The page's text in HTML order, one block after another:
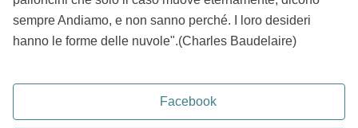
sempre Andiamo, e non sanno perché. I loro desideri
hanno le forme delle nuvole".(Charles Baudelaire)
Facebook